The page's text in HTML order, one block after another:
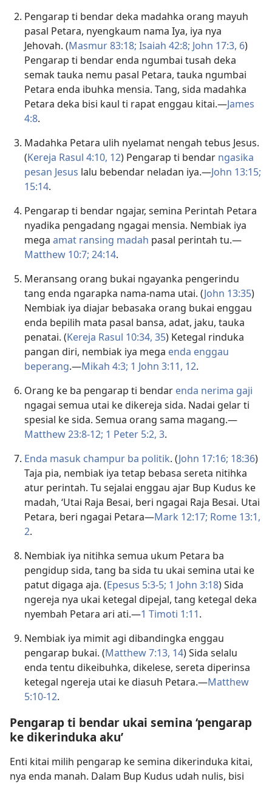
Pengarap ti bendar deka madahka orang mayuh
pasal Petara, nyengkaum nama Iya, iya nya
Jehovah. (Masmur 83:18; Isaiah 42:8; John 17:3, 6)
Pengarap ti bendar enda ngumbai tusah deka
semak tauka nemu pasal Petara, tauka ngumbai
Petara enda ibuhka mensia. Tang, sida madahka
Petara deka bisi kaul ti rapat enggau kitai.—James
4:8.
Madahka Petara ulih nyelamat nengah tebus Jesus.
(Kereja Rasul 4:10, 12) Pengarap ti bendar ngasika
pesan Jesus lalu bebendar neladan iya.—John 13:15;
15:14.
Pengarap ti bendar ngajar, semina Perintah Petara
nyadika pengadang ngagai mensia. Nembiak iya
mega amat ransing madah pasal perintah tu.—
Matthew 10:7; 24:14.
Meransang orang bukai ngayanka pengerindu
tang enda ngarapka nama-nama utai. (John 13:35)
Nembiak iya diajar bebasaka orang bukai enggau
enda bepilih mata pasal bansa, adat, jaku, tauka
penatai. (Kereja Rasul 10:34, 35) Ketegal rinduka
pangan diri, nembiak iya mega enda enggau
beperang.—Mikah 4:3; 1 John 3:11, 12.
Orang ke ba pengarap ti bendar enda nerima gaji
ngagai semua utai ke dikereja sida. Nadai gelar ti
spesial ke sida. Semua orang sama magang.—
Matthew 23:8-12; 1 Peter 5:2, 3.
Enda masuk champur ba politik. (John 17:16; 18:36)
Taja pia, nembiak iya tetap bebasa sereta nitihka
atur perintah. Tu sejalai enggau ajar Bup Kudus ke
madah, ‘Utai Raja Besai, beri ngagai Raja Besai. Utai
Petara, beri ngagai Petara—Mark 12:17; Rome 13:1,
2.
Nembiak iya nitihka semua ukum Petara ba
pengidup sida, tang ba sida tu ukai semina utai ke
patut digaga aja. (Epesus 5:3-5; 1 John 3:18) Sida
ngereja nya ukai ketegal dipejal, tang ketegal deka
nyembah Petara ari ati.—1 Timoti 1:11.
Nembiak iya mimit agi dibandingka enggau
pengarap bukai. (Matthew 7:13, 14) Sida selalu
enda tentu dikeibuhka, dikelese, sereta diperinsa
ketegal ngereja utai ke diasuh Petara.—Matthew
5:10-12.
Pengarap ti bendar ukai semina ‘pengarap
ke dikerinduka aku’
Enti kitai milih pengarap ke semina dikerinduka kitai,
nya enda manah. Dalam Bup Kudus udah nulis, bisi